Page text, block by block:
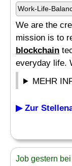
Work-Life-
We are the
mission is to
blockchain
everyday life.
MEHR
▶ Zur
Job gestern